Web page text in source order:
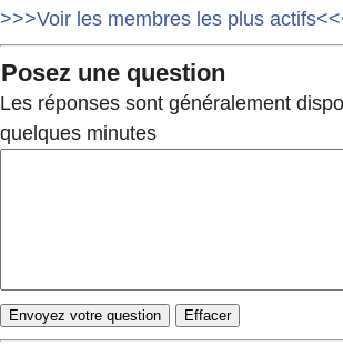
>>>Voir les membres les plus
Posez une question
Les réponses sont généralement
quelques minutes